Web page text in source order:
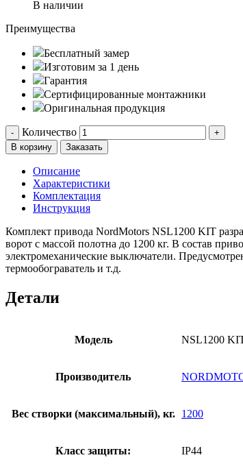
В наличии
Преимущества
Бесплатный замер
Изготовим за 1 день
Гарантия
Сертифицированные монтажники
Оригинальная продукция
- Количество
+
В корзину
Заказать
Описание
Характеристики
Комплектация
Инструкция
Комплект привода NordMotors NSL1200 KIT
ворот с массой полотна до 1200 кг. В состав
электромеханические выключатели.
термообограватель и т.д.
Детали
Модель NSL1200
Производитель
Вес створки (максимальный), кг. 1200
Класс защиты: IP44